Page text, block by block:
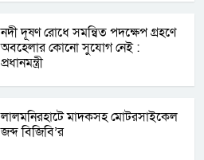
নদী দূষণ রোধে সমন্বিত পদক্ষেপ গ্রহণে
অবহেলার কোনো সুযোগ নেই :
প্রধানমন্ত্রী
লালমনিরহাটে মাদকসহ মোটরসাইকেল
জব্দ বিজিবি’র